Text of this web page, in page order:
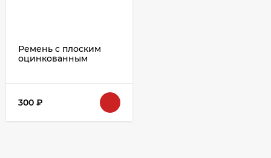
Ремень с плоским
оцинкованным
300 ₽